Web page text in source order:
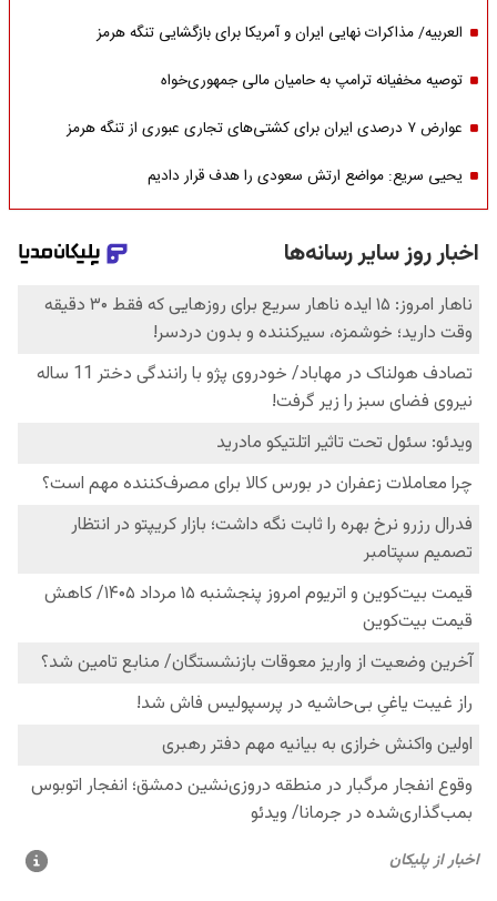
العربیه/ مذاکرات نهایی ایران و آمریکا برای بازگشایی تنگه هرمز
توصیه مخفیانه ترامپ به حامیان مالی جمهوری‌خواه
عوارض ۷ درصدی ایران برای کشتی‌های تجاری عبوری از تنگه هرمز
یحیی سریع: مواضع ارتش سعودی را هدف قرار دادیم